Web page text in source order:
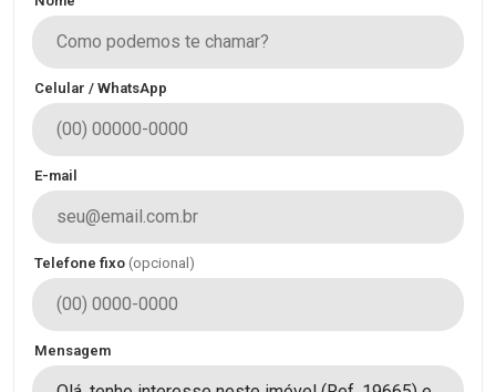
Celular / WhatsApp
E-mail
Telefone fixo (opcional)
Mensagem